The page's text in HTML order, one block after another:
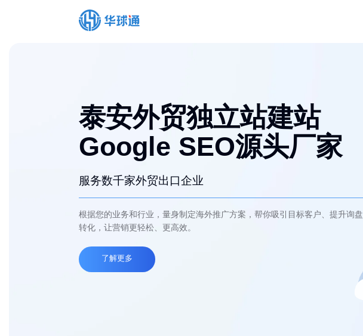
泰安外贸独立站建站
Google SEO源头厂家
服务数千家外贸出口企业
根据您的业务和行业，量身制定海外推广方案，帮你吸引目标客户、提升询盘
转化，让营销更轻松、更高效。
了解更多